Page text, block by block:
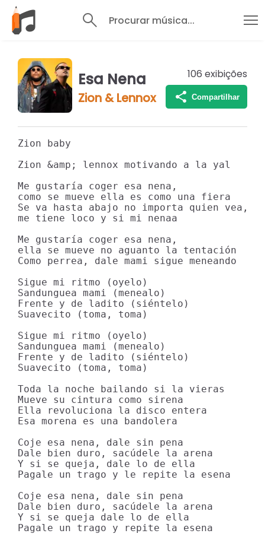
Procurar música...
Esa Nena
Zion & Lennox
106 exibições
Compartilhar
Zion baby
Zion &amp; lennox motivando a la yal
Me gustaría coger esa nena,
como se mueve ella es como una fiera
Se va hasta abajo no importa quien vea,
me tiene loco y si mi nenaa
Me gustaría coger esa nena,
ella se mueve no aguanto la tentación
Como perrea, dale mami sigue meneando
Sigue mi ritmo (oyelo)
Sandunguea mami (menealo)
Frente y de ladito (siéntelo)
Suavecito (toma, toma)
Sigue mi ritmo (oyelo)
Sandunguea mami (menealo)
Frente y de ladito (siéntelo)
Suavecito (toma, toma)
Toda la noche bailando si la vieras
Mueve su cintura como sirena
Ella revoluciona la disco entera
Esa morena es una bandolera
Coje esa nena, dale sin pena
Dale bien duro, sacúdele la arena
Y si se queja, dale lo de ella
Pagale un trago y le repite la esena
Coje esa nena, dale sin pena
Dale bien duro, sacúdele la arena
Y si se queja dale lo de ella
Pagale un trago y repite la esena